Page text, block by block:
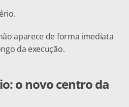
aparece de forma imediata
da execução.
o novo centro da